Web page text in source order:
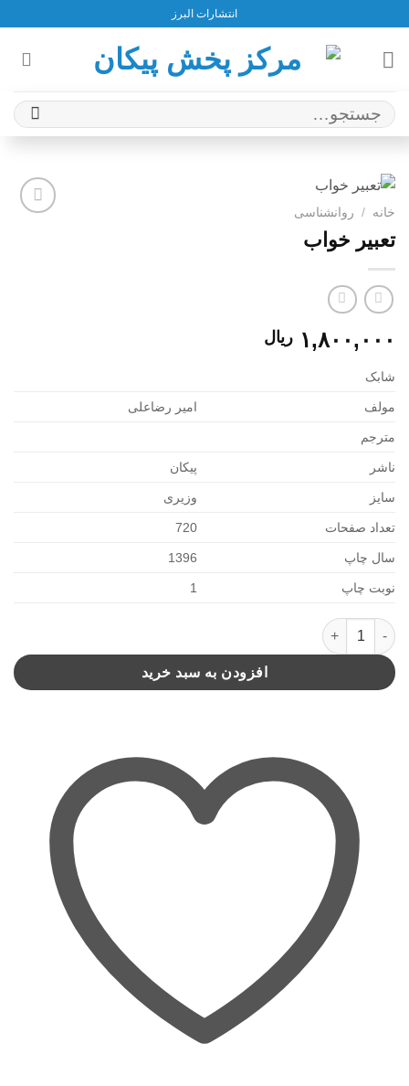
content
انتشارات البرز
جستجو
برای:
خانه / روانشناسی
تعبیر خواب
۱,۸۰۰,۰۰۰ ریال
شابک
مولف امیر رضاعلی
مترجم
ناشر پیکان
سایز وزیری
تعداد صفحات 720
سال چاپ 1396
نوبت چاپ 1
تعبیر خواب عدد
افزودن به سبد خرید